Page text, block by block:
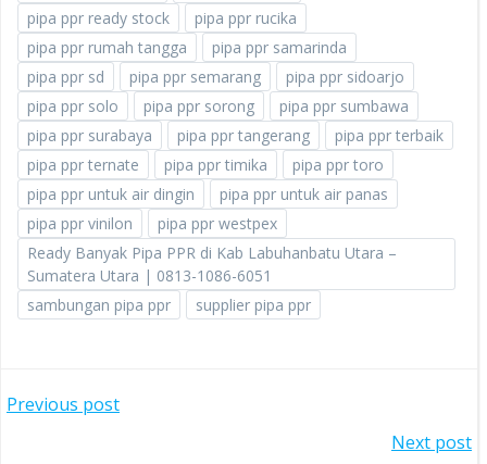
pipa ppr ready stock
pipa ppr rucika
pipa ppr rumah tangga
pipa ppr samarinda
pipa ppr sd
pipa ppr semarang
pipa ppr sidoarjo
pipa ppr solo
pipa ppr sorong
pipa ppr sumbawa
pipa ppr surabaya
pipa ppr tangerang
pipa ppr terbaik
pipa ppr ternate
pipa ppr timika
pipa ppr toro
pipa ppr untuk air dingin
pipa ppr untuk air panas
pipa ppr vinilon
pipa ppr westpex
Ready Banyak Pipa PPR di Kab Labuhanbatu Utara –
Sumatera Utara | 0813-1086-6051
sambungan pipa ppr
supplier pipa ppr
POST
Previous post
Next post